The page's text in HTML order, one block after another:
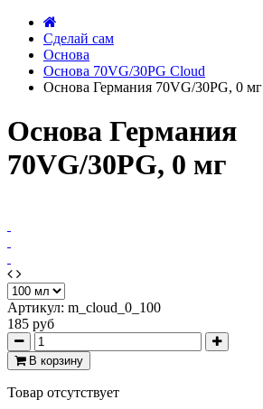
Сделай сам
Основа
Основа 70VG/30PG Cloud
Основа Германия 70VG/30PG, 0 мг
Основа Германия
70VG/30PG, 0 мг
Артикул: m_cloud_0_100
185 руб
В корзину
Товар отсутствует